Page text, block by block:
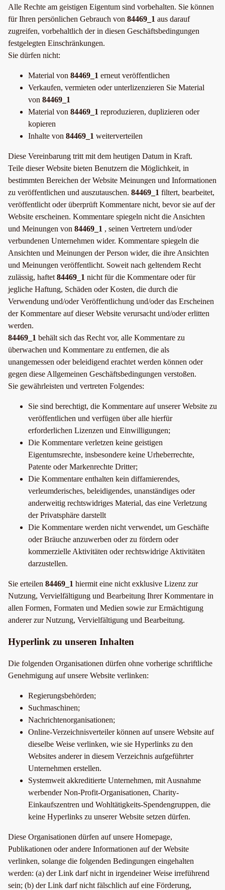
Alle Rechte am geistigen Eigentum sind vorbehalten. Sie können
für Ihren persönlichen Gebrauch von 84469_1 aus darauf
zugreifen, vorbehaltlich der in diesen Geschäftsbedingungen
festgelegten Einschränkungen.
Sie dürfen nicht:
Material von 84469_1 erneut veröffentlichen
Verkaufen, vermieten oder unterlizenzieren Sie Material
von 84469_1
Material von 84469_1 reproduzieren, duplizieren oder
kopieren
Inhalte von 84469_1 weiterverteilen
Diese Vereinbarung tritt mit dem heutigen Datum in Kraft.
Teile dieser Website bieten Benutzern die Möglichkeit, in
bestimmten Bereichen der Website Meinungen und Informationen
zu veröffentlichen und auszutauschen. 84469_1 filtert, bearbeitet,
veröffentlicht oder überprüft Kommentare nicht, bevor sie auf der
Website erscheinen. Kommentare spiegeln nicht die Ansichten
und Meinungen von 84469_1 , seinen Vertretern und/oder
verbundenen Unternehmen wider. Kommentare spiegeln die
Ansichten und Meinungen der Person wider, die ihre Ansichten
und Meinungen veröffentlicht. Soweit nach geltendem Recht
zulässig, haftet 84469_1 nicht für die Kommentare oder für
jegliche Haftung, Schäden oder Kosten, die durch die
Verwendung und/oder Veröffentlichung und/oder das Erscheinen
der Kommentare auf dieser Website verursacht und/oder erlitten
werden.
84469_1 behält sich das Recht vor, alle Kommentare zu
überwachen und Kommentare zu entfernen, die als
unangemessen oder beleidigend erachtet werden können oder
gegen diese Allgemeinen Geschäftsbedingungen verstoßen.
Sie gewährleisten und vertreten Folgendes:
Sie sind berechtigt, die Kommentare auf unserer Website zu
veröffentlichen und verfügen über alle hierfür
erforderlichen Lizenzen und Einwilligungen;
Die Kommentare verletzen keine geistigen
Eigentumsrechte, insbesondere keine Urheberrechte,
Patente oder Markenrechte Dritter;
Die Kommentare enthalten kein diffamierendes,
verleumderisches, beleidigendes, unanständiges oder
anderweitig rechtswidriges Material, das eine Verletzung
der Privatsphäre darstellt
Die Kommentare werden nicht verwendet, um Geschäfte
oder Bräuche anzuwerben oder zu fördern oder
kommerzielle Aktivitäten oder rechtswidrige Aktivitäten
darzustellen.
Sie erteilen 84469_1 hiermit eine nicht exklusive Lizenz zur
Nutzung, Vervielfältigung und Bearbeitung Ihrer Kommentare in
allen Formen, Formaten und Medien sowie zur Ermächtigung
anderer zur Nutzung, Vervielfältigung und Bearbeitung.
Hyperlink zu unseren Inhalten
Die folgenden Organisationen dürfen ohne vorherige schriftliche
Genehmigung auf unsere Website verlinken:
Regierungsbehörden;
Suchmaschinen;
Nachrichtenorganisationen;
Online-Verzeichnisverteiler können auf unsere Website auf
dieselbe Weise verlinken, wie sie Hyperlinks zu den
Websites anderer in diesem Verzeichnis aufgeführter
Unternehmen erstellen.
Systemweit akkreditierte Unternehmen, mit Ausnahme
werbender Non-Profit-Organisationen, Charity-
Einkaufszentren und Wohltätigkeits-Spendengruppen, die
keine Hyperlinks zu unserer Website setzen dürfen.
Diese Organisationen dürfen auf unsere Homepage,
Publikationen oder andere Informationen auf der Website
verlinken, solange die folgenden Bedingungen eingehalten
werden: (a) der Link darf nicht in irgendeiner Weise irreführend
sein; (b) der Link darf nicht fälschlich auf eine Förderung,